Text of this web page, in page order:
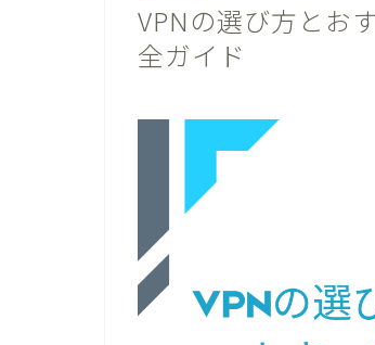
VPNの選び方とお
全ガイド